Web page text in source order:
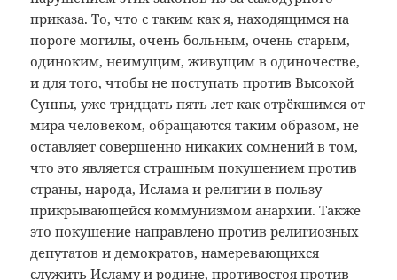
приказа. То, что с таким как я, находящимся на
пороге могилы, очень больным, очень старым,
одиноким, неимущим, живущим в одиночестве,
и для того, чтобы не поступать против Высокой
Сунны, уже тридцать пять лет как отрёкшимся от
мира человеком, обращаются таким образом, не
оставляет совершенно никаких сомнений в том,
что это является страшным покушением против
страны, народа, Ислама и религии в пользу
прикрывающейся коммунизмом анархии. Также
это покушение направлено против религиозных
депутатов и демократов, намеревающихся
служить Исламу и родине, противостоя против